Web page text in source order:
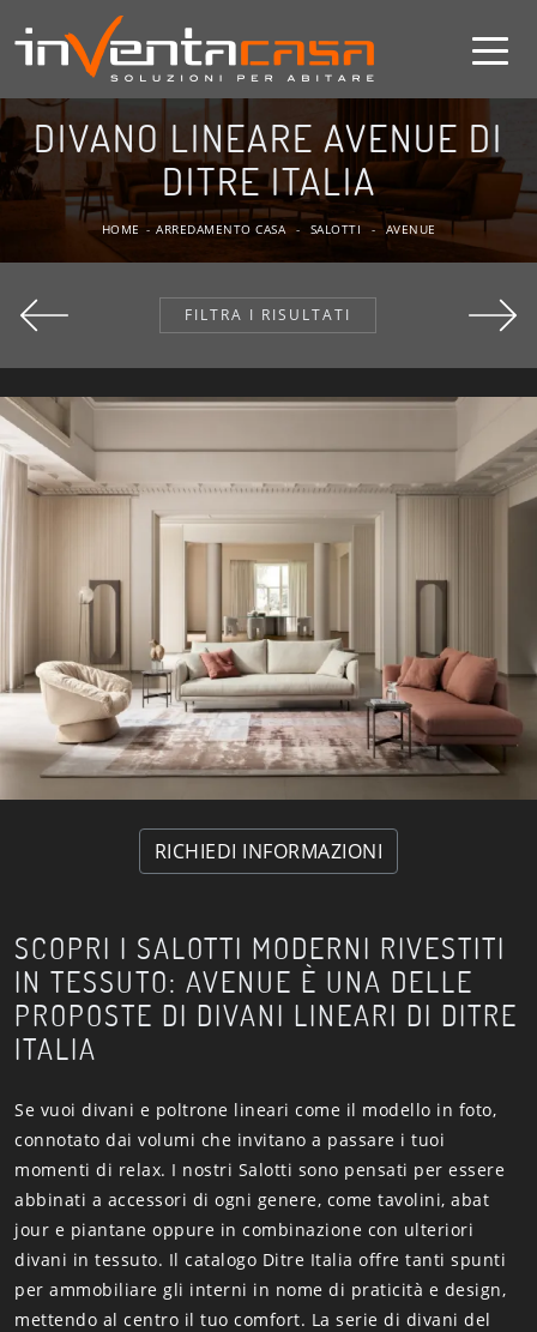
DIVANO LINEARE AVENUE DI
DITRE ITALIA
HOME - ARREDAMENTO CASA - SALOTTI - AVENUE
FILTRA I RISULTATI
RICHIEDI INFORMAZIONI
SCOPRI I SALOTTI MODERNI RIVESTITI
IN TESSUTO: AVENUE È UNA DELLE
PROPOSTE DI DIVANI LINEARI DI DITRE
ITALIA
Se vuoi divani e poltrone lineari come il modello in foto,
connotato dai volumi che invitano a passare i tuoi
momenti di relax. I nostri Salotti sono pensati per essere
abbinati a accessori di ogni genere, come tavolini, abat
jour e piantane oppure in combinazione con ulteriori
divani in tessuto. Il catalogo Ditre Italia offre tanti spunti
per ammobiliare gli interni in nome di praticità e design,
mettendo al centro il tuo comfort. La serie di divani del